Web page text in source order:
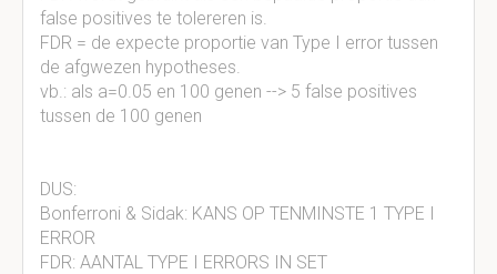
false positives te tolereren is.
FDR = de expecte proportie van Type I error tussen
de afgwezen hypotheses.
vb.: als a=0.05 en 100 genen --> 5 false positives
tussen de 100 genen
DUS:
Bonferroni & Sidak: KANS OP TENMINSTE 1 TYPE I
ERROR
FDR: AANTAL TYPE I ERRORS IN SET